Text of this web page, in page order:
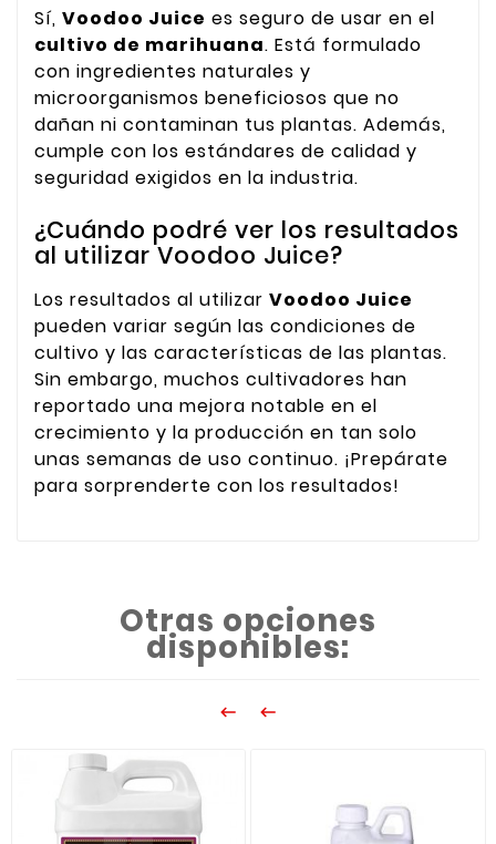
Sí, Voodoo Juice es seguro de usar en el
cultivo de marihuana. Está formulado
con ingredientes naturales y
microorganismos beneficiosos que no
dañan ni contaminan tus plantas. Además,
cumple con los estándares de calidad y
seguridad exigidos en la industria.
¿Cuándo podré ver los resultados
al utilizar Voodoo Juice?
Los resultados al utilizar Voodoo Juice
pueden variar según las condiciones de
cultivo y las características de las plantas.
Sin embargo, muchos cultivadores han
reportado una mejora notable en el
crecimiento y la producción en tan solo
unas semanas de uso continuo. ¡Prepárate
para sorprenderte con los resultados!
Otras opciones
disponibles:
 